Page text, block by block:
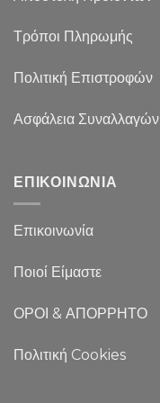
Τρόποι Πληρωμής
Πολιτική Επιστροφών
Ασφάλεια Συναλλαγών
ΕΠΙΚΟΙΝΩΝΙΑ
Επικοινωνία
Ποιοί Είμαστε
ΟΡΟΙ & ΑΠΟΡΡΗΤΟ
Πολιτική Cookies